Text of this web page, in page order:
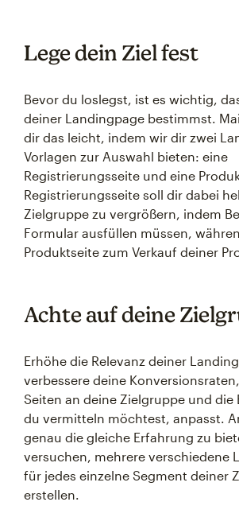
Lege dein Ziel fest
Bevor du loslegst, ist es wichtig,
deiner Landingpage bestimmst.
dir das leicht, indem wir dir zwei
Vorlagen zur Auswahl bieten: eine
Registrierungsseite und eine
Registrierungsseite soll dir dabei
Zielgruppe zu vergrößern, indem
Formular ausfüllen müssen,
Produktseite zum Verkauf deiner
Achte auf deine
Erhöhe die Relevanz deiner
verbessere deine
Seiten an deine Zielgruppe und
du vermitteln möchtest, anpasst.
genau die gleiche Erfahrung zu
versuchen, mehrere verschiedene
für jedes einzelne Segment deiner
erstellen.